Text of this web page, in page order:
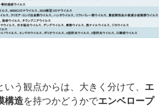
いう観点からは、大きく分けて、 エ
構造を持つかどうかでエンベロープ